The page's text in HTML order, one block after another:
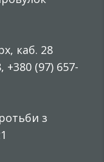
каб. 28
+380 (97) 657-
з